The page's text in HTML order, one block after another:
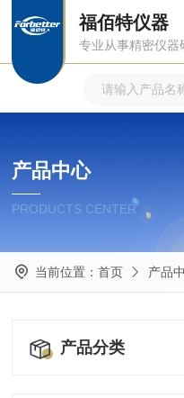
福佰特仪器
专业从事精密仪器
产品中心
PRODUCTS CENTER
当前位置： 首页 产品
产品分类